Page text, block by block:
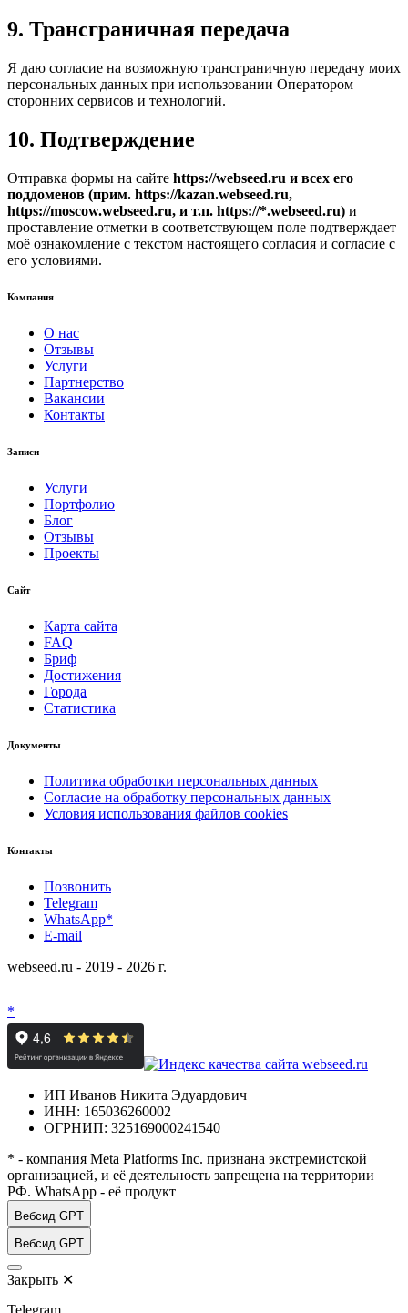
9. Трансграничная передача
Я даю согласие на возможную трансграничную передачу моих
персональных данных при использовании Оператором
сторонних сервисов и технологий.
10. Подтверждение
Отправка формы на сайте https://webseed.ru и всех его
поддоменов (прим. https://kazan.webseed.ru,
https://moscow.webseed.ru, и т.п. https://*.webseed.ru) и
проставление отметки в соответствующем поле подтверждает
моё ознакомление с текстом настоящего согласия и согласие с
его условиями.
Компания
О нас
Отзывы
Услуги
Партнерство
Вакансии
Контакты
Записи
Услуги
Портфолио
Блог
Отзывы
Проекты
Сайт
Карта сайта
FAQ
Бриф
Достижения
Города
Статистика
Документы
Политика обработки персональных данных
Согласие на обработку персональных данных
Условия использования файлов cookies
Контакты
Позвонить
Telegram
WhatsApp*
E-mail
webseed.ru - 2019 - 2026 г.
*
ИП Иванов Никита Эдуардович
ИНН: 165036260002
ОГРНИП: 325169000241540
* - компания Meta Platforms Inc. признана экстремистской
организацией, и её деятельность запрещена на территории
РФ. WhatsApp - её продукт
Вебсид GPT
Вебсид GPT
Закрыть ✕
Telegram